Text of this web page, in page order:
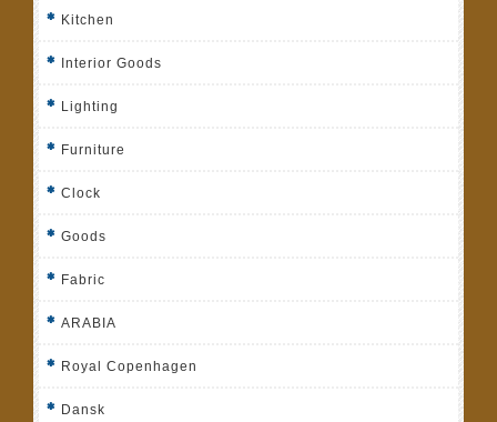
Kitchen
Interior Goods
Lighting
Furniture
Clock
Goods
Fabric
ARABIA
Royal Copenhagen
Dansk